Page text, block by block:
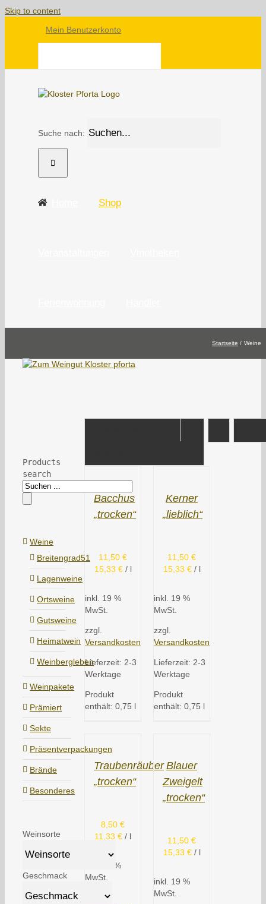
Skip to content
Mein Benutzerkonto
Suche nach:
Shop
Startseite Weine
Bacchus
„trocken“
11,50€
15,33 €/ l
inkl. 19 %
MwSt.
zzgl.
Versandkosten
Lieferzeit: 2-3
Werktage
Produkt
enthält: 0,75 l
Kerner
„lieblich“
11,50€
15,33 €/ l
inkl. 19 %
MwSt.
zzgl.
Versandkosten
Lieferzeit: 2-3
Werktage
Produkt
enthält: 0,75 l
Traubenräuber
„trocken“
8,50€
11,33€ / l
inkl. 19 %
MwSt.
Blauer
Zweigelt
„trocken“
11,50€
15,33 €/ l
inkl. 19 %
MwSt.
Products
search
Weine
Breitengrad51
Lagenweine
Ortsweine
Gutsweine
Heimatwein
Weinbergleben
Weinpakete
Prämiert
Sekte
Präsentverpackungen
Brände
Besonderes
Weinsorte
Geschmack